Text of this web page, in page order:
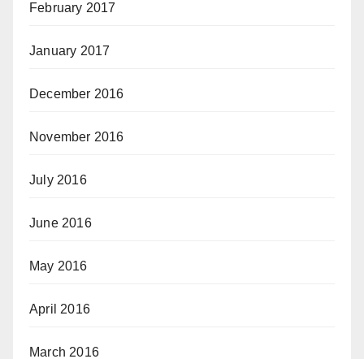
February 2017
January 2017
December 2016
November 2016
July 2016
June 2016
May 2016
April 2016
March 2016